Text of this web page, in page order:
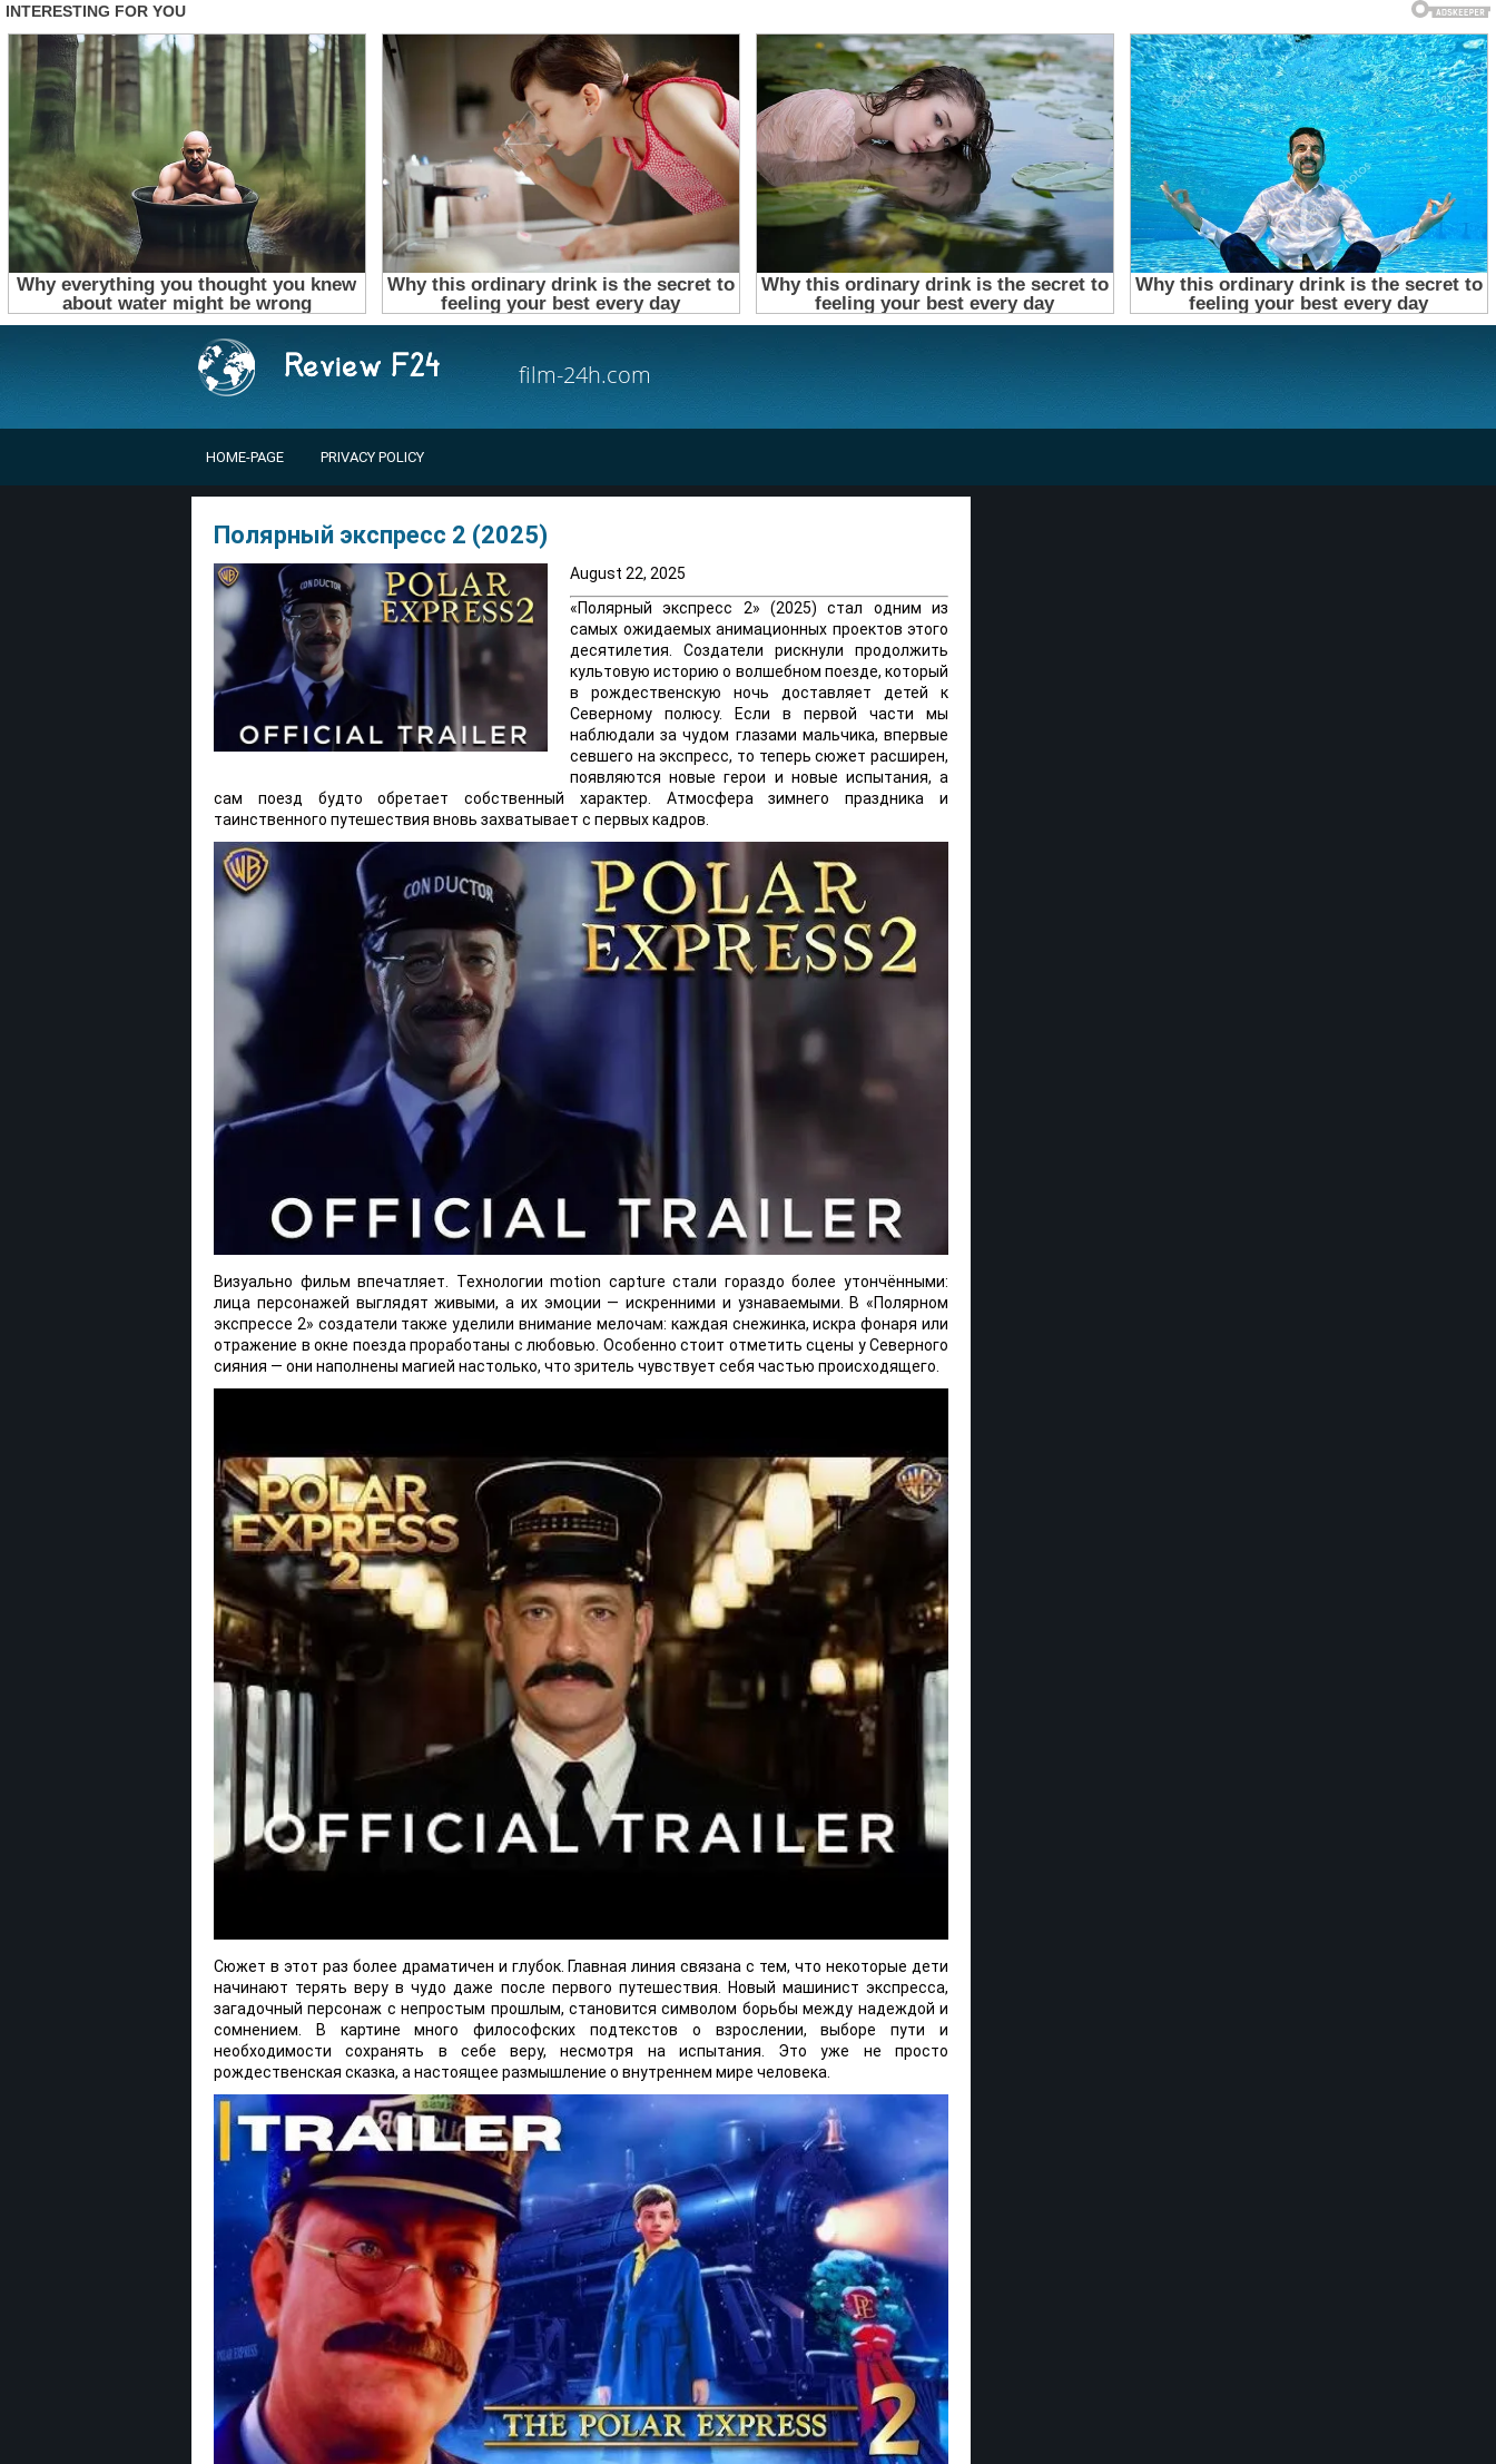
film-24h.com
HOME-PAGE PRIVACY POLICY
Полярный экспресс 2 (2025)
August 22, 2025
«Полярный экспресс 2» (2025) стал одним из
самых ожидаемых анимационных проектов этого
десятилетия. Создатели рискнули продолжить
культовую историю о волшебном поезде, который
в рождественскую ночь доставляет детей к
Северному полюсу. Если в первой части мы
наблюдали за чудом глазами мальчика, впервые
севшего на экспресс, то теперь сюжет расширен,
появляются новые герои и новые испытания, а
сам поезд будто обретает собственный характер. Атмосфера зимнего праздника и
таинственного путешествия вновь захватывает с первых кадров.
Визуально фильм впечатляет. Технологии motion capture стали гораздо более утончёнными:
лица персонажей выглядят живыми, а их эмоции — искренними и узнаваемыми. В «Полярном
экспрессе 2» создатели также уделили внимание мелочам: каждая снежинка, искра фонаря или
отражение в окне поезда проработаны с любовью. Особенно стоит отметить сцены у Северного
сияния — они наполнены магией настолько, что зритель чувствует себя частью происходящего.
Сюжет в этот раз более драматичен и глубок. Главная линия связана с тем, что некоторые дети
начинают терять веру в чудо даже после первого путешествия. Новый машинист экспресса,
загадочный персонаж с непростым прошлым, становится символом борьбы между надеждой и
сомнением. В картине много философских подтекстов о взрослении, выборе пути и
необходимости сохранять в себе веру, несмотря на испытания. Это уже не просто
рождественская сказка, а настоящее размышление о внутреннем мире человека.